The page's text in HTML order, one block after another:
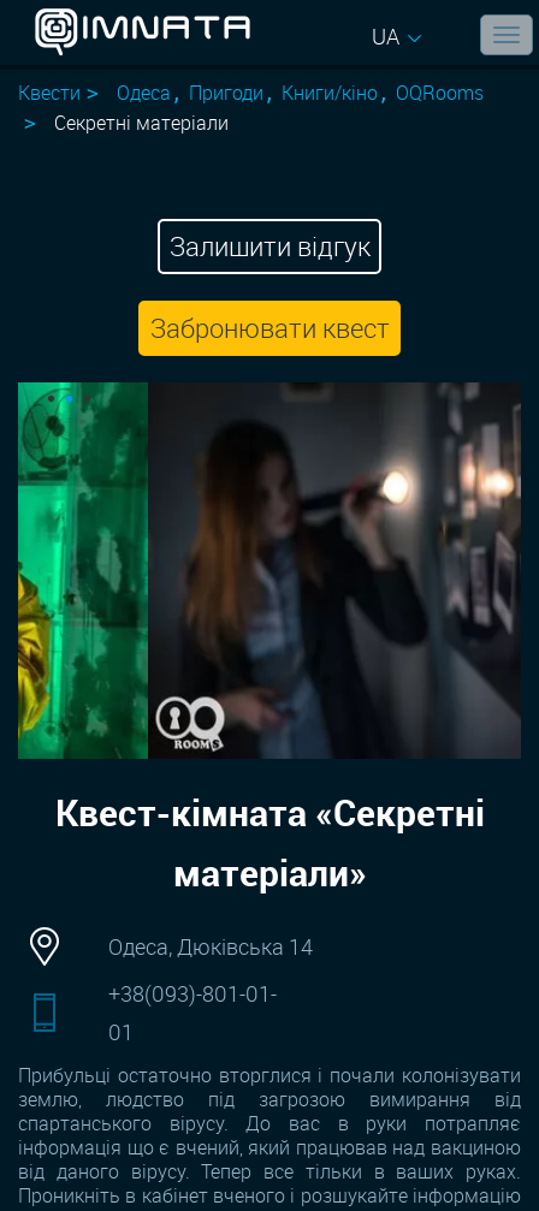
UA
Квести Одеса Пригоди Книги/кіно
OQRooms
Секретні матеріали
Залишити відгук
Забронювати квест
Квест-кімната «Секретні
матеріали»
Одеса, Дюківська 14
+38(093)-801-01-
01
Прибульці остаточно вторглися і почали колонізувати
землю, людство під загрозою вимирання від
спартанського вірусу. До вас в руки потрапляє
інформація що є вчений, який працював над вакциною
від даного вірусу. Тепер все тільки в ваших руках.
Проникніть в кабінет вченого і розшукайте інформацію